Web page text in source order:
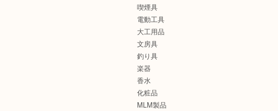
喫煙具
電動工具
大工用品
文房具
釣り具
楽器
香水
化粧品
MLM製品